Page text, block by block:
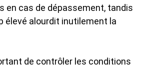
en cas de dépassement, tandis
élevé alourdit inutilement la
de contrôler les conditions